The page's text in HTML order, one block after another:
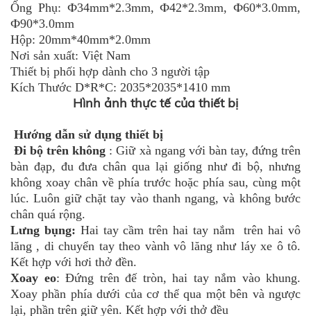
Ống Phụ: Ф34mm*2.3mm, Ф42*2.3mm, Ф60*3.0mm,
Ф90*3.0mm
Hộp: 20mm*40mm*2.0mm
Nơi sản xuất: Việt Nam
Thiết bị phối hợp dành cho 3 người tập
Kích Thước D*R*C: 2035*2035*1410 mm
Hình ảnh thực tế của thiết bị
Hướng dẫn sử dụng thiết bị
Đi bộ trên không : Giữ xà ngang với bàn tay, đứng trên
bàn đạp, đu đưa chân qua lại giống như đi bộ, nhưng
không xoay chân về phía trước hoặc phía sau, cùng một
lúc. Luôn giữ chặt tay vào thanh ngang, và không bước
chân quá rộng.
Lưng bụng: Hai tay cầm trên hai tay nắm trên hai vô
lăng , di chuyển tay theo vành vô lăng như láy xe ô tô.
Kết hợp với hơi thở đền.
Xoay eo: Đứng trên đế tròn, hai tay nắm vào khung.
Xoay phần phía dưới của cơ thể qua một bên và ngược
lại, phần trên giữ yên. Kết hợp với thở đều